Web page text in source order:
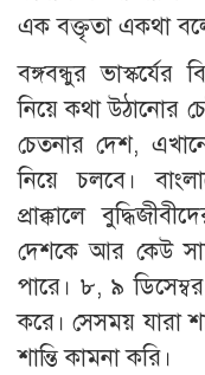
এক বক্তৃতা একথা
বঙ্গবন্ধুর ভাস্কর্যের
নিয়ে কথা উঠানোর
চেতনার দেশ,
নিয়ে চলবে।
প্রাক্কালে
দেশকে আর কেউ
পারে। ৮, ৯
করে। সেসময় যারা
শান্তি কামনা করি।